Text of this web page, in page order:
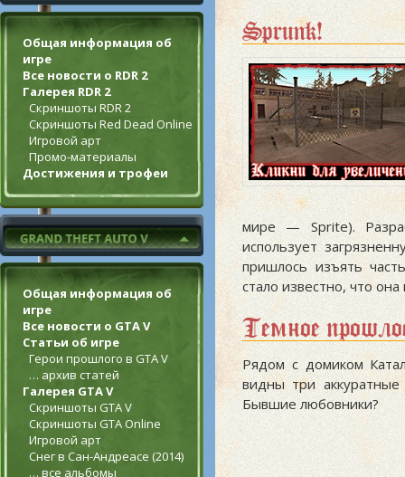
Общая информация об
игре
Все новости о RDR 2
Галерея RDR 2
Скриншоты RDR 2
Скриншоты Red Dead Online
Игровой арт
Промо-материалы
Достижения и трофеи
Общая информация об
игре
Все новости о GTA V
Статьи об игре
Герои прошлого в GTA V
… архив статей
Галерея GTA V
Скриншоты GTA V
Скриншоты GTA Online
Игровой арт
Снег в Сан-Андреасе (2014)
… все альбомы
Sprunk!
мире — Sprite).
использует
пришлось изъять
стало известно, что
Темное
Рядом с домиком
видны три
Бывшие любовники?